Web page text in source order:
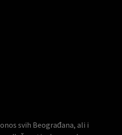
svih Beograđana, ali i